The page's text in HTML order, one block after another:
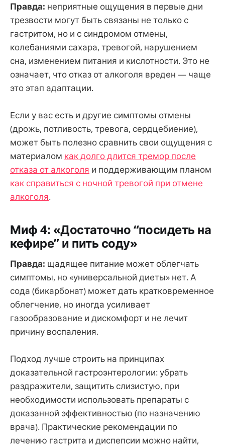
Правда: неприятные ощущения в первые дни
трезвости могут быть связаны не только с
гастритом, но и с синдромом отмены,
колебаниями сахара, тревогой, нарушением
сна, изменением питания и кислотности. Это не
означает, что отказ от алкоголя вреден — чаще
это этап адаптации.
Если у вас есть и другие симптомы отмены
(дрожь, потливость, тревога, сердцебиение),
может быть полезно сравнить свои ощущения с
материалом как долго длится тремор после
отказа от алкоголя и поддерживающим планом
как справиться с ночной тревогой при отмене
алкоголя.
Миф 4: «Достаточно “посидеть на
кефире” и пить соду»
Правда: щадящее питание может облегчать
симптомы, но «универсальной диеты» нет. А
сода (бикарбонат) может дать кратковременное
облегчение, но иногда усиливает
газообразование и дискомфорт и не лечит
причину воспаления.
Подход лучше строить на принципах
доказательной гастроэнтерологии: убрать
раздражители, защитить слизистую, при
необходимости использовать препараты с
доказанной эффективностью (по назначению
врача). Практические рекомендации по
лечению гастрита и диспепсии можно найти,